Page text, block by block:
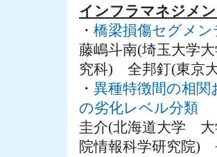
インフラマネジメ
・ 橋梁損傷セグメ
藤嶋斗南(埼玉大学
究科) 全邦釘(東京
・ 異種特徴間の相関
の劣化レベル分類
圭介(北海道大学
院情報科学研究院)